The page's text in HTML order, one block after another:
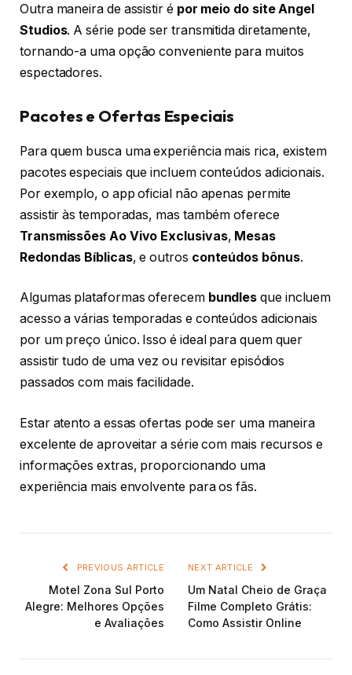
Outra maneira de assistir é por meio do site Angel
Studios. A série pode ser transmitida diretamente,
tornando-a uma opção conveniente para muitos
espectadores.
Pacotes e Ofertas Especiais
Para quem busca uma experiência mais rica, existem
pacotes especiais que incluem conteúdos adicionais.
Por exemplo, o app oficial não apenas permite
assistir às temporadas, mas também oferece
Transmissões Ao Vivo Exclusivas, Mesas
Redondas Bíblicas, e outros conteúdos bônus.
Algumas plataformas oferecem bundles que incluem
acesso a várias temporadas e conteúdos adicionais
por um preço único. Isso é ideal para quem quer
assistir tudo de uma vez ou revisitar episódios
passados com mais facilidade.
Estar atento a essas ofertas pode ser uma maneira
excelente de aproveitar a série com mais recursos e
informações extras, proporcionando uma
experiência mais envolvente para os fãs.
PREVIOUS ARTICLE
Motel Zona Sul Porto
Alegre: Melhores Opções
e Avaliações
NEXT ARTICLE
Um Natal Cheio de Graça
Filme Completo Grátis:
Como Assistir Online